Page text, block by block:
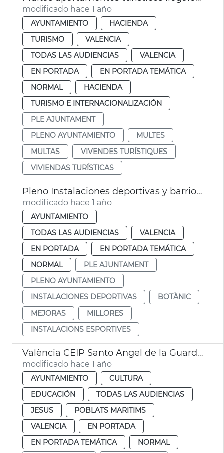
modificado hace 1 año
AYUNTAMIENTO
HACIENDA
TURISMO
VALENCIA
TODAS LAS AUDIENCIAS
VALENCIA
EN PORTADA
EN PORTADA TEMÁTICA
NORMAL
HACIENDA
TURISMO E INTERNACIONALIZACIÓN
PLE AJUNTAMENT
PLENO AYUNTAMIENTO
MULTES
MULTAS
VIVENDES TURÍSTIQUES
VIVIENDAS TURÍSTICAS
Pleno Instalaciones deportivas y barrio Botánico
modificado hace 1 año
AYUNTAMIENTO
TODAS LAS AUDIENCIAS
VALENCIA
EN PORTADA
EN PORTADA TEMÁTICA
NORMAL
PLE AJUNTAMENT
PLENO AYUNTAMIENTO
INSTALACIONES DEPORTIVAS
BOTÀNIC
MEJORAS
MILLORES
INSTALACIONS ESPORTIVES
València CEIP Santo Angel de la Guarda y CEIP San José de Calasanz
modificado hace 1 año
AYUNTAMIENTO
CULTURA
EDUCACIÓN
TODAS LAS AUDIENCIAS
JESUS
POBLATS MARITIMS
VALENCIA
EN PORTADA
EN PORTADA TEMÁTICA
NORMAL